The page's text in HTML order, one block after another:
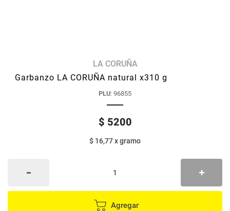
LA CORUÑA
Garbanzo LA CORUÑA natural x310 g
PLU: 96855
$ 5200
$ 16,77xgramo
Agregar